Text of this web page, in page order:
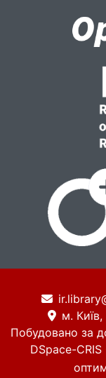
м.
Побудовано за
DSpace-CRIS